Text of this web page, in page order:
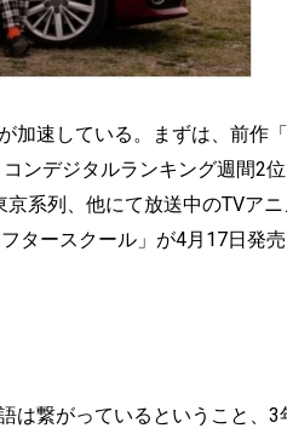
加速している。まずは、前作
ンデジタルランキング週間2
系列、他にて放送中のTVア
タースクール」が4月17日発
は繋がっているということ、3